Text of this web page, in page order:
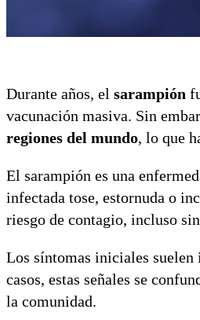
Durante años, el sarampión
vacunación masiva. Sin
regiones del mundo, lo que
El sarampión es una
infectada tose, estornuda o
riesgo de contagio, incluso
Los síntomas iniciales
casos, estas señales se
la comunidad.